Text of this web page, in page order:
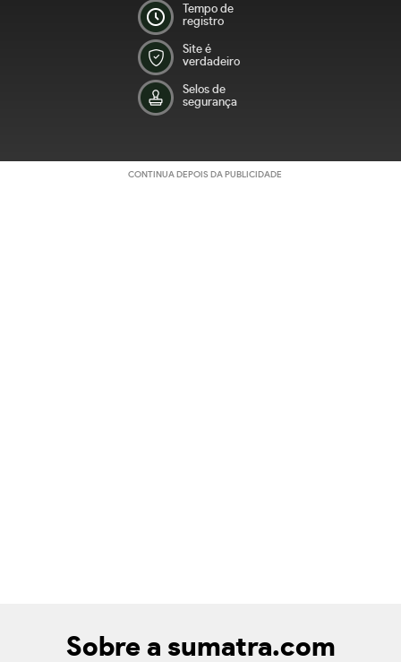
Tempo de
registro
Site é
verdadeiro
Selos de
segurança
CONTINUA DEPOIS DA PUBLICIDADE
Sobre a sumatra.com